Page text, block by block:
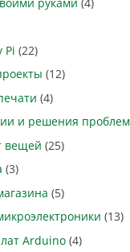
Pi (22)
(12)
(4)
и решения проблем
вещей (25)
(3)
(5)
(13)
Arduino (4)